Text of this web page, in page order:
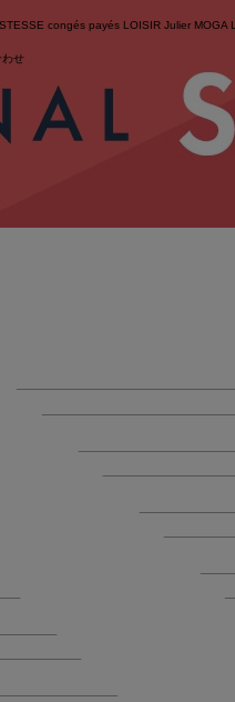
congés payés LOISIR Julier MOGA
わせ